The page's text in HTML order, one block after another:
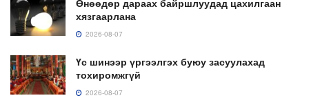
хязгаарлана
2026-08-07
Үс шинээр үргээлгэх буюу засуулахад
тохиромжгүй
2026-08-07